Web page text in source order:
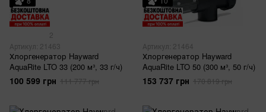
2
Артикул: 21463
Хлоргенератор Hayward
AquaRite LTO 33 (200 м³, 33 г/ч)
100 599 грн 111 777 грн
Артикул: 21464
Хлоргенератор Hayward
AquaRite LTO 50 (300 м³, 50 г/ч)
153 737 грн 170 819 грн